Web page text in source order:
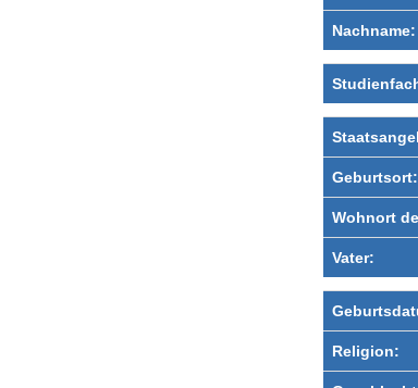
Nachname:
Geburtsort:
Wohnort
Vater:
Religion: